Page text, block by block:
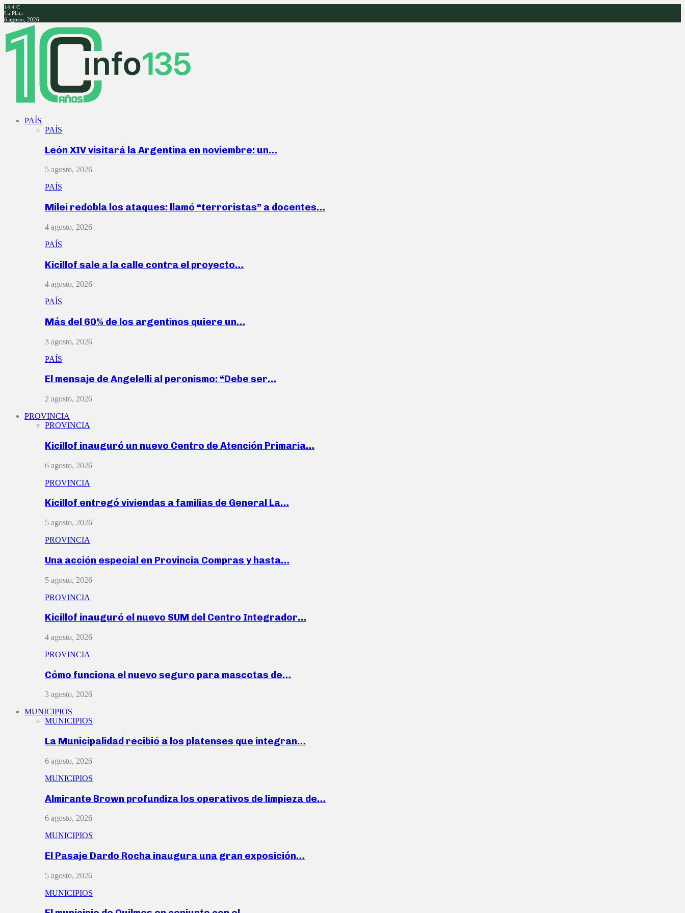
14.4 C
La Plata
6 agosto, 2026
Facebook
Twitter
Instagram
Youtube
PAÍS
PAÍS
León XIV visitará la Argentina en noviembre: un…
5 agosto, 2026
PAÍS
Milei redobla los ataques: llamó “terroristas” a docentes…
4 agosto, 2026
PAÍS
Kicillof sale a la calle contra el proyecto…
4 agosto, 2026
PAÍS
Más del 60% de los argentinos quiere un…
3 agosto, 2026
PAÍS
El mensaje de Angelelli al peronismo: “Debe ser…
2 agosto, 2026
PROVINCIA
PROVINCIA
Kicillof inauguró un nuevo Centro de Atención Primaria…
6 agosto, 2026
PROVINCIA
Kicillof entregó viviendas a familias de General La…
5 agosto, 2026
PROVINCIA
Una acción especial en Provincia Compras y hasta…
5 agosto, 2026
PROVINCIA
Kicillof inauguró el nuevo SUM del Centro Integrador…
4 agosto, 2026
PROVINCIA
Cómo funciona el nuevo seguro para mascotas de…
3 agosto, 2026
MUNICIPIOS
MUNICIPIOS
La Municipalidad recibió a los platenses que integran…
6 agosto, 2026
MUNICIPIOS
Almirante Brown profundiza los operativos de limpieza de…
6 agosto, 2026
MUNICIPIOS
El Pasaje Dardo Rocha inaugura una gran exposición…
5 agosto, 2026
MUNICIPIOS